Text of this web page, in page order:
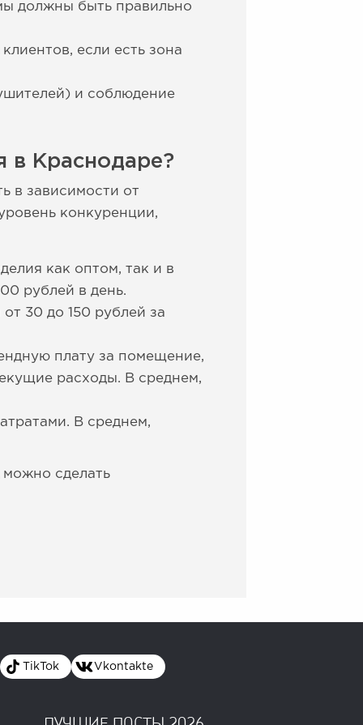
должны быть правильно
если есть зона
и соблюдение
в Краснодаре?
в зависимости от
конкуренции,
как оптом, так и в
рублей в день.
30 до 150 рублей за
плату за помещение,
расходы. В среднем,
В среднем,
сделать
TikTok Vkontakte